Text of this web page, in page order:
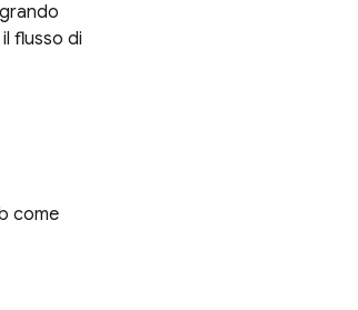
flusso di
come